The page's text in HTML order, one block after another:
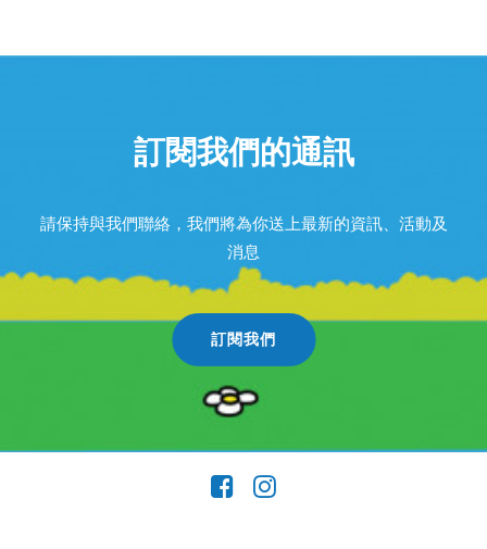
訂閱我們的通訊
請保持與我們聯絡，我們將為你送上最新的資訊、活動及
消息
訂閱我們